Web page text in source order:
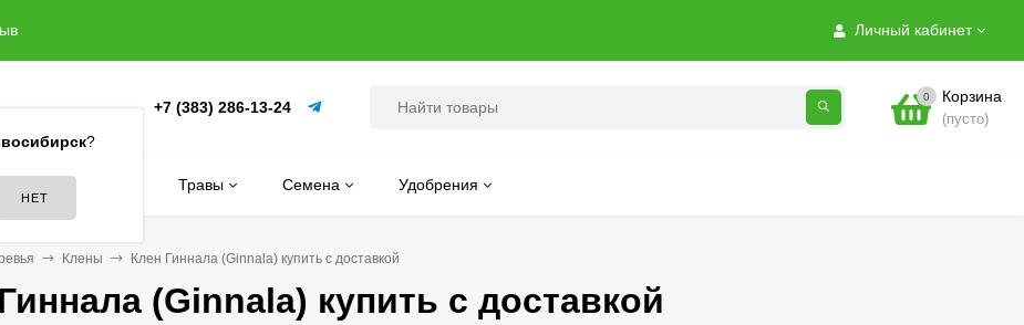
Личный кабинет
?
+7 (383) 286-13-24
0 Корзина
(пусто)
Цветы Травы Семена Удобрения
Клены Клен Гиннала (Ginnala) купить с доставкой
(Ginnala) купить с доставкой